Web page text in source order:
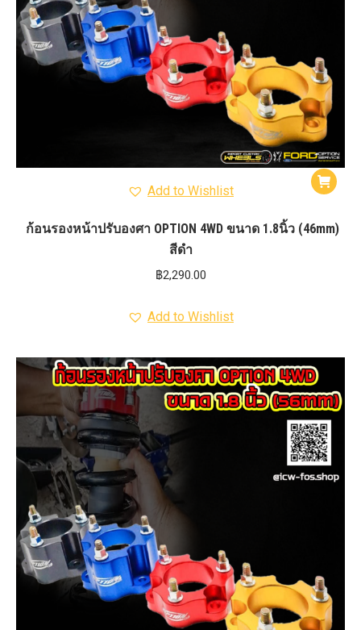
Add to Wishlist
ก้อนรองหน้าปรับองศา OPTION 4WD ขนาด 1.8นิ้ว (46mm)
สีดำ
฿2,290.00
Add to Wishlist